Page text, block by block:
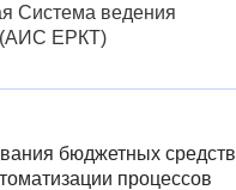
Система ведения
(АИС ЕРКТ)
бюджетных средств
процессов